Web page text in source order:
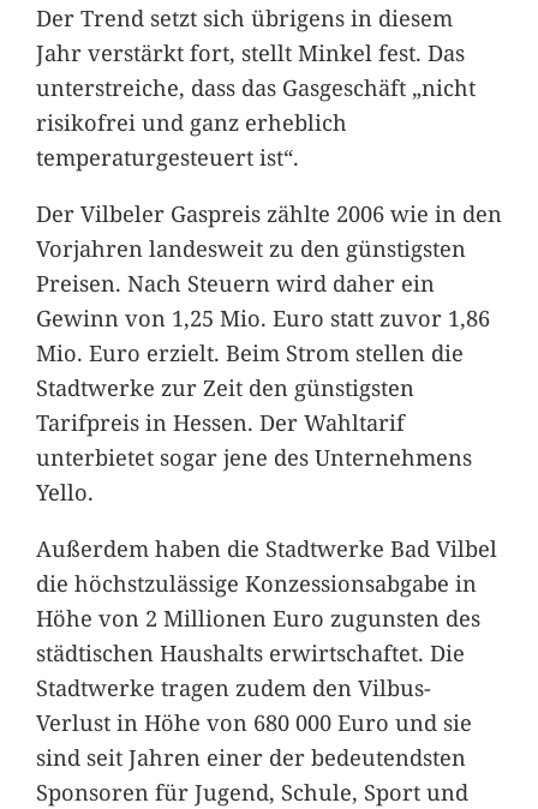
Der Trend setzt sich übrigens in diesem
Jahr verstärkt fort, stellt Minkel fest. Das
unterstreiche, dass das Gasgeschäft „nicht
risikofrei und ganz erheblich
temperaturgesteuert ist“.
Der Vilbeler Gaspreis zählte 2006 wie in den
Vorjahren landesweit zu den günstigsten
Preisen. Nach Steuern wird daher ein
Gewinn von 1,25 Mio. Euro statt zuvor 1,86
Mio. Euro erzielt. Beim Strom stellen die
Stadtwerke zur Zeit den günstigsten
Tarifpreis in Hessen. Der Wahltarif
unterbietet sogar jene des Unternehmens
Yello.
Außerdem haben die Stadtwerke Bad Vilbel
die höchstzulässige Konzessionsabgabe in
Höhe von 2 Millionen Euro zugunsten des
städtischen Haushalts erwirtschaftet. Die
Stadtwerke tragen zudem den Vilbus-
Verlust in Höhe von 680 000 Euro und sie
sind seit Jahren einer der bedeutendsten
Sponsoren für Jugend, Schule, Sport und